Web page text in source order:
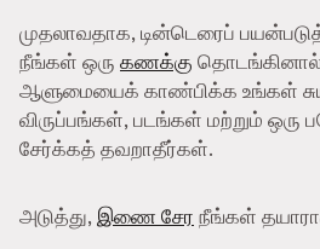
முதலாவதாக, டின்டெரைப்
நீங்கள் ஒரு கணக்கு
ஆளுமையைக் காண்பிக்க உங்கள்
விருப்பங்கள், படங்கள் மற்றும்
சேர்க்கத் தவறாதீர்கள்.
அடுத்து, இணை சேர நீங்கள்